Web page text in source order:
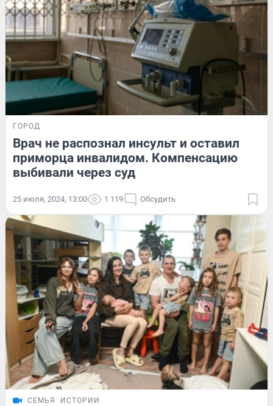
ГОРОД
Врач не распознал инсульт и оставил
приморца инвалидом. Компенсацию
выбивали через суд
25 июля, 2024, 13:00 1 119 Обсудить
СЕМЬЯ ИСТОРИИ